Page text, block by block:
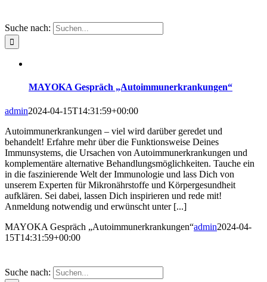
Suche nach:
MAYOKA Gespräch „Autoimmunerkrankungen“
admin2024-04-15T14:31:59+00:00
Autoimmunerkrankungen – viel wird darüber geredet und
behandelt! Erfahre mehr über die Funktionsweise Deines
Immunsystems, die Ursachen von Autoimmunerkrankungen und
komplementäre alternative Behandlungsmöglichkeiten. Tauche ein
in die faszinierende Welt der Immunologie und lass Dich von
unserem Experten für Mikronährstoffe und Körpergesundheit
aufklären. Sei dabei, lassen Dich inspirieren und rede mit!
Anmeldung notwendig und erwünscht unter [...]
MAYOKA Gespräch „Autoimmunerkrankungen“admin2024-04-
15T14:31:59+00:00
Suche nach: